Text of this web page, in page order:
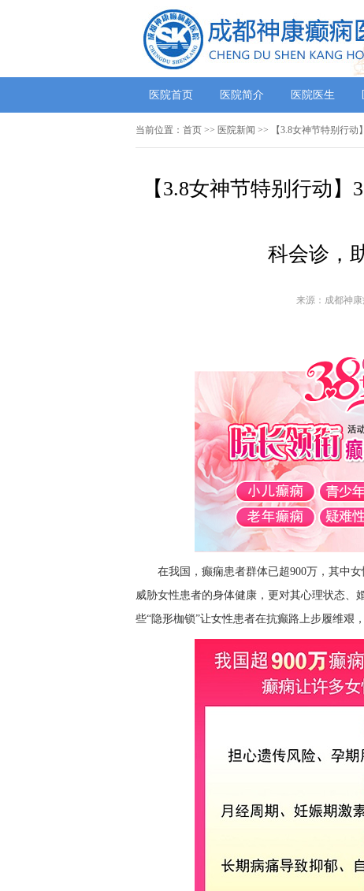
医院首页 医院简介 医院医生
当前位置： 首页 >> 医院新闻 >> 【3.8女神节特别行动
【3.8女神节特别行动
科会诊，
来源：成都神
在我国，癫痫患者群体已超900万，其中
威胁女性患者的身体健康，更对其心理状态、
些“隐形枷锁”让女性患者在抗癫路上步履维艰